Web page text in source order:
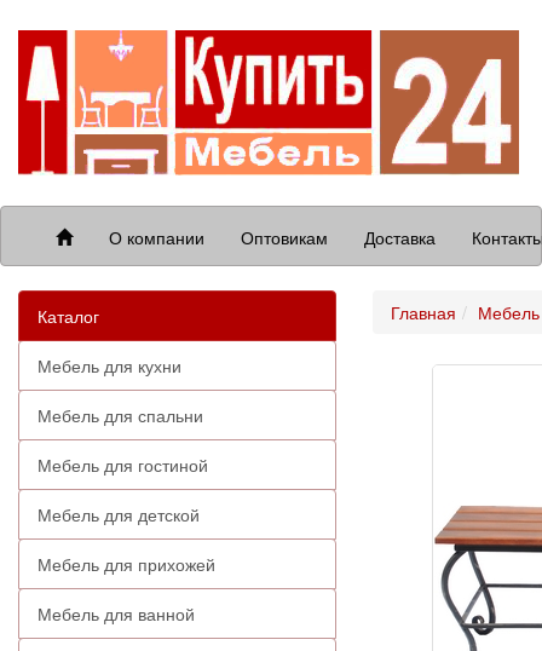
О компании Оптовикам Доставка
Каталог
Мебель для кухни
Мебель для спальни
Мебель для гостиной
Мебель для детской
Мебель для прихожей
Мебель для ванной
Главная